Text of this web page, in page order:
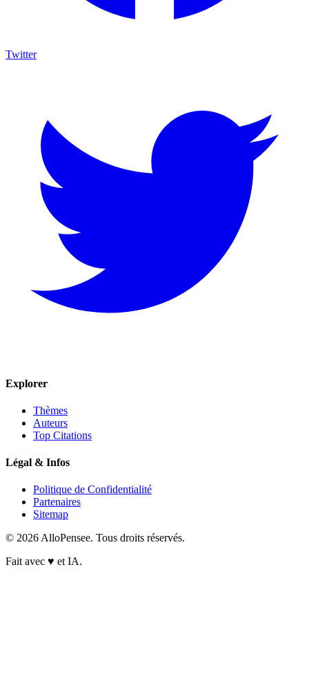
Twitter
Explorer
Thèmes
Auteurs
Top Citations
Légal & Infos
Politique de Confidentialité
Partenaires
Sitemap
© 2026 AlloPensee. Tous droits réservés.
Fait avec ♥ et IA.